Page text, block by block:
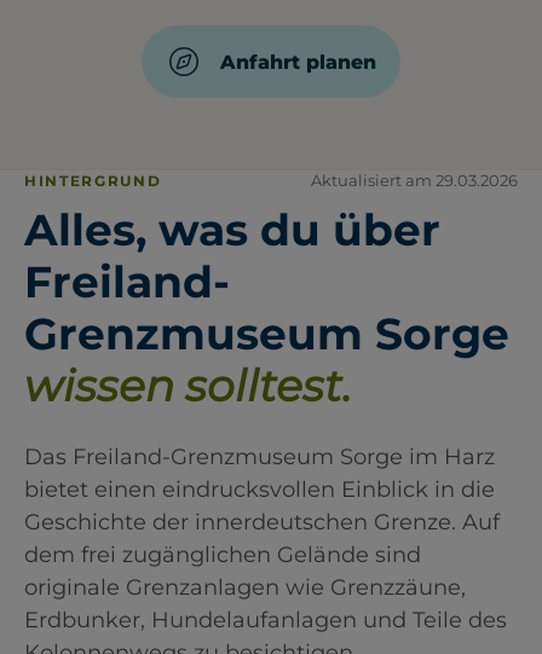
Anfahrt planen
HINTERGRUND Aktualisiert am 29.03.2026
Alles, was du über
Freiland-
Grenzmuseum Sorge
wissen solltest.
Das Freiland-Grenzmuseum Sorge im Harz
bietet einen eindrucksvollen Einblick in die
Geschichte der innerdeutschen Grenze. Auf
dem frei zugänglichen Gelände sind
originale Grenzanlagen wie Grenzzäune,
Erdbunker, Hundelaufanlagen und Teile des